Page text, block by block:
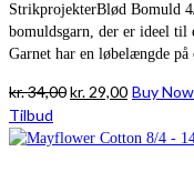
StrikprojekterBlød Bomuld
bomuldsgarn, der er ideel
Garnet har en løbelængde
kr.34,00Den
pris
kr. 29,00Den
pris
Buy Now
Tilbud